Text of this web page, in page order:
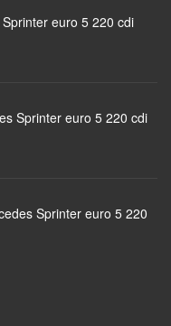
euro 5 220 cdi
Sprinter euro 5 220 cdi
Sprinter euro 5 220